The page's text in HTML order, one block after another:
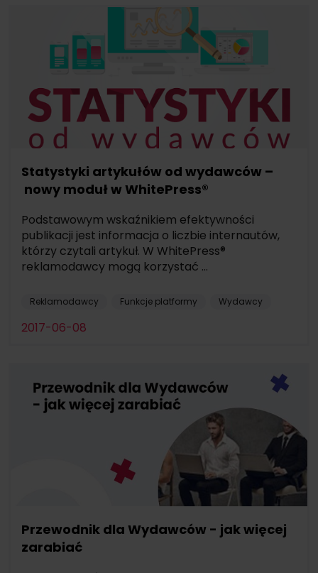
Statystyki artykułów od wydawców –
nowy moduł w WhitePress®
Podstawowym wskaźnikiem efektywności
publikacji jest informacja o liczbie internautów,
którzy czytali artykuł. W WhitePress®
reklamodawcy mogą korzystać ...
Reklamodawcy Funkcje platformy Wydawcy
2017-06-08
Przewodnik dla Wydawców - jak więcej
zarabiać